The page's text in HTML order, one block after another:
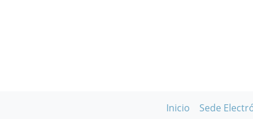
Inicio Sede